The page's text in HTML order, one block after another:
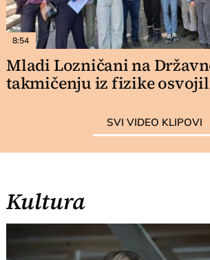
8:54
Mladi Lozničani na
takmičenju iz fizike
SVI VIDEO KLIPOVI
Kultura